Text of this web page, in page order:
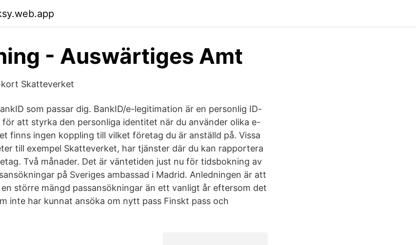
- Auswärtiges Amt
Skatteverket
som passar dig. BankID/e-legitimation är en personlig ID-
att styrka den personliga identitet när du använder olika e-
finns ingen koppling till vilket företag du är anställd på. Vissa
till exempel Skatteverket, har tjänster där du kan rapportera
Två månader. Det är väntetiden just nu för tidsbokning av
på Sveriges ambassad i Madrid. Anledningen är att
större mängd passansökningar än ett vanligt år eftersom det
inte har kunnat ansöka om nytt pass Finskt pass och